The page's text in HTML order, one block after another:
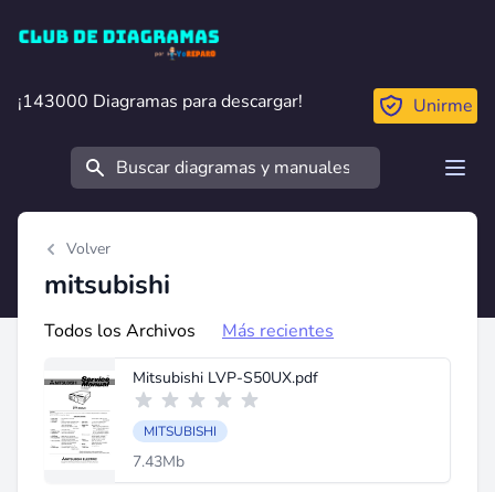
Club de Diagramas
¡143000 Diagramas para descargar!
¡143000 Diagramas para descargar! Unirme
Buscar
Volver
mitsubishi
Todos los Archivos Más recientes
Mitsubishi LVP-S50UX.pdf
MITSUBISHI
7.43Mb